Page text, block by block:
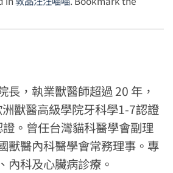
長，執業獸醫師超過 20 年，
洲獸醫高級學院牙科學1-7認證
。曾任台灣貓科醫學會副理
獸醫內科醫學會常務理事。專
內科及心臟病診療。